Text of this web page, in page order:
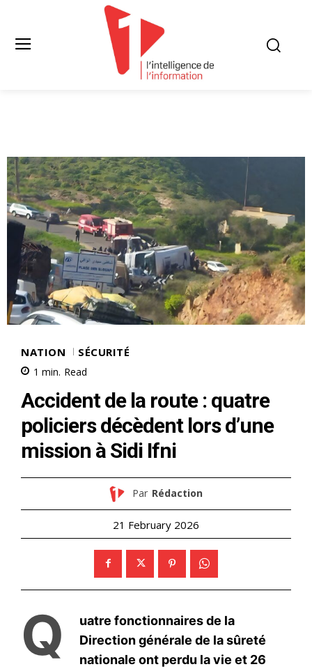
NATION SÉCURITÉ
1 min. Read
Accident de la route : quatre
policiers décèdent lors d’une
mission à Sidi Ifni
Par Rédaction
21 February 2026
Q
uatre fonctionnaires de la
Direction générale de la sûreté
nationale ont perdu la vie et 26